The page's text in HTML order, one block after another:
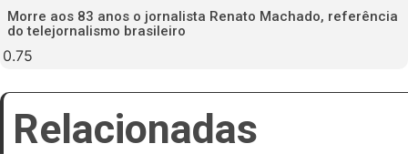
Morre aos 83 anos o jornalista Renato Machado, referência
do telejornalismo brasileiro
Relacionadas